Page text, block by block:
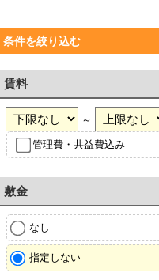
条件を絞り込む
賃料
～
管理費・共益費込み
敷金
なし
指定しない